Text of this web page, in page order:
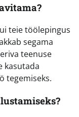
teie töölepingus
segama
teenuse
kasutada
tegemiseks.